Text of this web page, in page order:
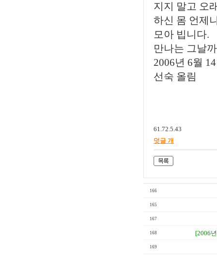
지지 말고 오
하신 몸 언제
모아 빕니다.
만나는 그날
2006년 6월
선숙 올림
61.72.5.43
덧글 개
166
165
167
168 [2006
169